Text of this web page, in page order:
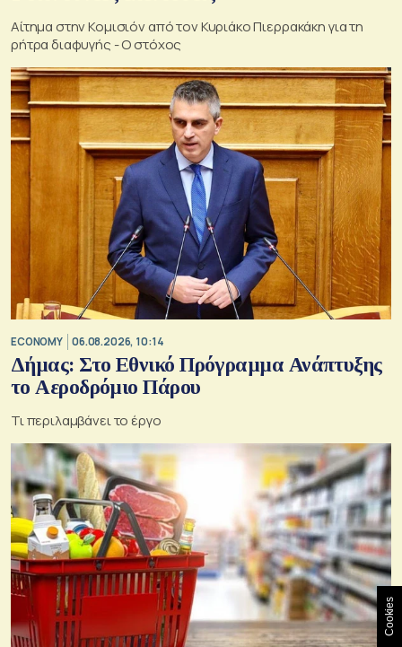
Αίτημα στην Κομισιόν από τον Κυριάκο Πιερρακάκη για τη
ρήτρα διαφυγής - Ο στόχος
ECONOMY 06.08.2026, 10:14
Δήμας: Στο Εθνικό Πρόγραμμα Ανάπτυξης
το Αεροδρόμιο Πάρου
Τι περιλαμβάνει το έργο
Cookies